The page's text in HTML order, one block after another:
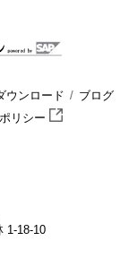
ウンロード
ブログ
リシー
1-18-10